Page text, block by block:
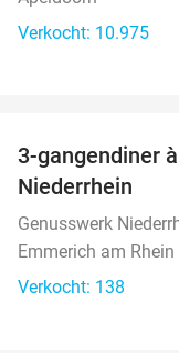
Verkocht: 10.975
3-gangendiner
Niederrhein
Genusswerk
Emmerich am Rhein
Verkocht: 138